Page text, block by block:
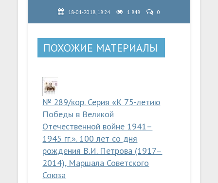
18-01-2018, 18:24 1 848 0
ПОХОЖИЕ МАТЕРИАЛЫ
№ 289/кор. Серия «К 75-летию
Победы в Великой
Отечественной войне 1941–
1945 гг.». 100 лет со дня
рождения В.И. Петрова (1917–
2014), Маршала Советского
Союза